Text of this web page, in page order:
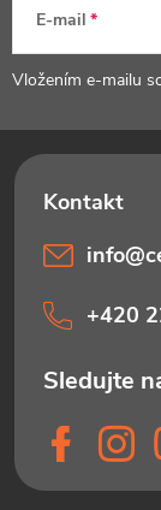
E-mail
Vložením e-mailu
info@
+420